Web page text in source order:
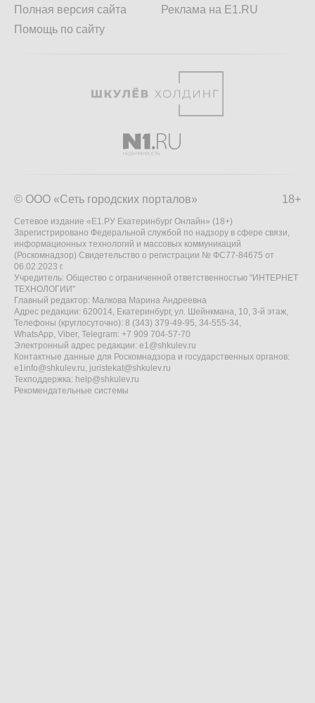
Полная версия сайта
Помощь по сайту
Реклама на E1.RU
18+
© ООО «Сеть городских порталов»
Сетевое издание «Е1.РУ Екатеринбург Онлайн» (18+)
Зарегистрировано Федеральной службой по надзору в сфере связи,
информационных технологий и массовых коммуникаций
(Роскомнадзор) Свидетельство о регистрации № ФС77-84675 от
06.02.2023 г.
Учредитель: Общество с ограниченной ответственностью "ИНТЕРНЕТ
ТЕХНОЛОГИИ"
Главный редактор: Малкова Марина Андреевна
Адрес редакции: 620014, Екатеринбург, ул. Шейнкмана, 10, 3-й этаж,
Телефоны (круглосуточно): 8 (343) 379-49-95, 34-555-34,
WhatsApp, Viber, Telegram: +7 909 704-57-70
Электронный адрес редакции: e1@shkulev.ru
Контактные данные для Роскомнадзора и государственных органов:
e1info@shkulev.ru, juristekat@shkulev.ru
Техподдержка: help@shkulev.ru
Рекомендательные системы